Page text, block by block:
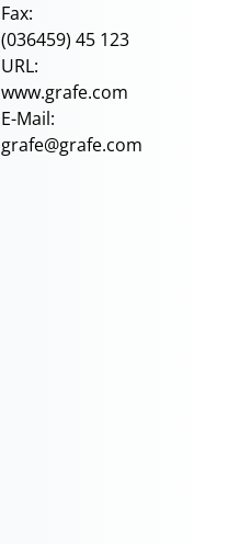
Fax:
(036459) 45 123
URL:
www.grafe.com
E-Mail:
grafe@grafe.com